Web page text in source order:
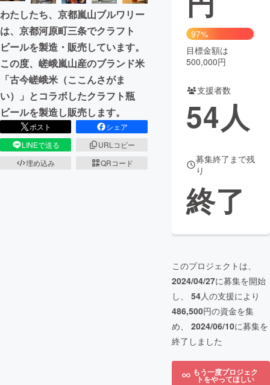
CAMPFIRE for Social Good
CAMPFIRE Creation
CAMPFIREふるさと納税
コミュニティ
わたしたち、京都嵐山ブルワリー
は、京都河原町三条でクラフト
ビールを製造・販売しています。
この度、嵯峨嵐山産のブランド米
「古今嵯峨米（ここんさがま
い）」とコラボしたクラフト瓶
ビールを製造し販売します。
ポスト
シェア
LINEで送る
URLコピー
埋め込み
QRコード
97%
目標金額は
500,000円
支援者数
54人
募集終了まで残
り
終了
このプロジェクトは、
2024/04/27に募集を開始
し、 54人の支援により
486,500円の資金を集
め、 2024/06/10に募集を
終了しました
もう一度プロジェク
トをやってほしい